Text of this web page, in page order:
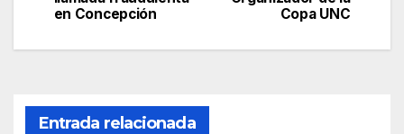
de
entradas
Copa UNC
en Concepción
Entrada relacionada